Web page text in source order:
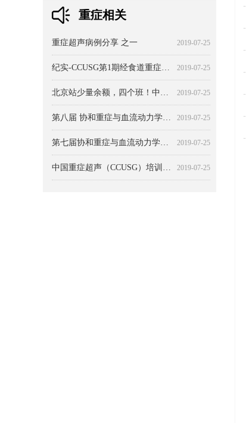
2019-07-25
重症超声病例分享 之一
2019-07-25
2019-07-25
2019-07-25
2019-07-25
2019-07-25
超声心动图的 20 种基本切面
如何合理利用超声心动图
基础知识-带注释版最全解剖歌诀
重症相关